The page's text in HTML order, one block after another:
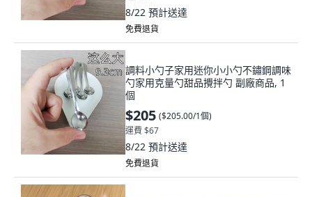
8/22 預計送達
免費退貨
調料小勺子家用迷你小小勺不鏽鋼調味
勺家用克量勺甜品攪拌勺 副廠商品, 1
個
$205 ($205.00/1個)
運費 $67
8/22 預計送達
免費退貨